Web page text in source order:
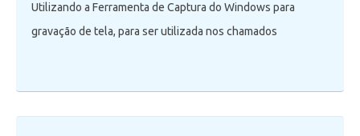
Utilizando a Ferramenta de Captura do Windows para
gravação de tela, para ser utilizada nos chamados